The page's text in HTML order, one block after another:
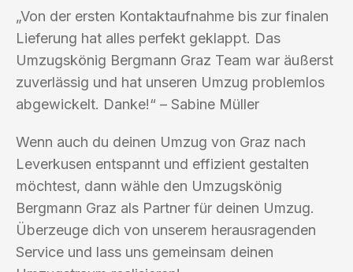
„Von der ersten Kontaktaufnahme bis zur finalen
Lieferung hat alles perfekt geklappt. Das
Umzugskönig Bergmann Graz Team war äußerst
zuverlässig und hat unseren Umzug problemlos
abgewickelt. Danke!“ – Sabine Müller
Wenn auch du deinen Umzug von Graz nach
Leverkusen entspannt und effizient gestalten
möchtest, dann wähle den Umzugskönig
Bergmann Graz als Partner für deinen Umzug.
Überzeuge dich von unserem herausragenden
Service und lass uns gemeinsam deinen